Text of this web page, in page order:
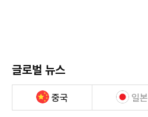
글로벌 뉴스
중국 일본